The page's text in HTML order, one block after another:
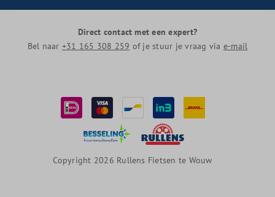
Direct contact met een expert?
Bel naar +31 165 308 259 of je stuur je vraag via e-mail
Copyright 2026 Rullens Fietsen te Wouw